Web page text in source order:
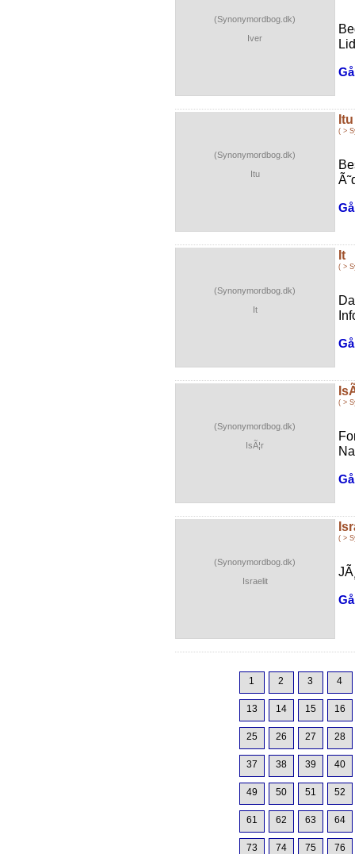
(Synonymordbog.dk)
Iver
(Synonymordbog.dk)
Itu
Itu
( >
(Synonymordbog.dk)
It
It
( >
(Synonymordbog.dk)
IsÃ¦r
( >
(Synonymordbog.dk)
Israelit
( >
1 2 3 4
13 14 15 16
25 26 27 28
37 38 39 40
49 50 51 52
61 62 63 64
73 74 75 76